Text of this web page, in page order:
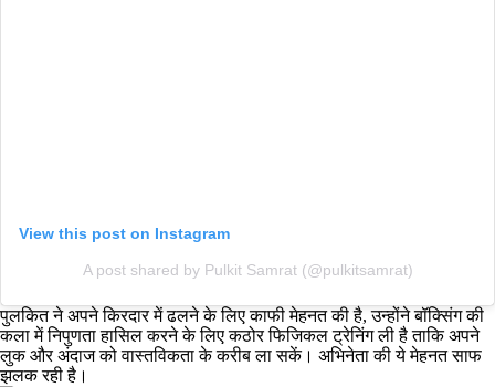
View this post on Instagram
A post shared by Pulkit Samrat (@pulkitsamrat)
पुलकित ने अपने किरदार में ढलने के लिए काफी मेहनत की है, उन्होंने बॉक्सिंग की
कला में निपुणता हासिल करने के लिए कठोर फिजिकल ट्रेनिंग ली है ताकि अपने
लुक और अंदाज को वास्तविकता के करीब ला सकें। अभिनेता की ये मेहनत साफ
झलक रही है।